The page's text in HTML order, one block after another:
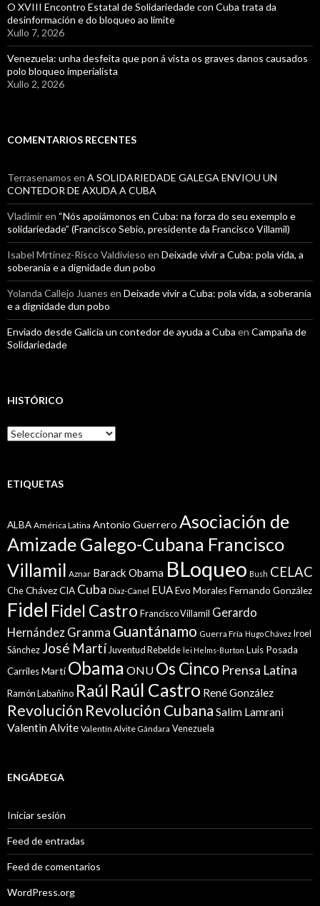
O XVIII Encontro Estatal de Solidariedade con Cuba trata da
desinformación e do bloqueo ao límite
Xullo 7, 2026
Venezuela: unha desfeita que pon á vista os graves danos causados
polo bloqueo imperialista
Xullo 2, 2026
COMENTARIOS RECENTES
Terrasenamos en A SOLIDARIEDADE GALEGA ENVIOU UN
CONTEDOR DE AXUDA A CUBA
Vladimiren “Nós apoiámonos en Cuba: na forza do seu exemplo e
solidariedade” (Francisco Sebio, presidente da Francisco Villamil)
Isabel Mrtínez-Risco Valdivieso en Deixade vivir a Cuba: pola vida, a
soberanía e a dignidade dun pobo
Yolanda Callejo Juanes en Deixade vivir a Cuba: pola vida, a soberanía
e a dignidade dun pobo
Enviado desde Galicia un contedor de ayuda a Cuba en Campaña de
Solidariedade
HISTÓRICO
Histórico
ETIQUETAS
ALBA América Latina Antonio Guerrero Asociación de
Amizade Galego-Cubana Francisco
Villamil Aznar Barack Obama BLoqueo Bush CELAC
CheChávezCIA Cuba Diaz-Canel EUAEvo MoralesFernando González
Fidel Fidel Castro Francisco Villamil Gerardo
Hernández Granma Guantánamo Guerra Fría Hugo Chávez Iroel
Sánchez José Martí Juventud Rebelde lei Helms-Burton Luis Posada
CarrilesMartí Obama ONU Os Cinco Prensa Latina
Ramón Labañino Raúl Raúl Castro René González
Revolución Revolución Cubana Salim Lamrani
Valentin Alvite Valentín Alvite Gándara Venezuela
ENGÁDEGA
Iniciar sesión
Feed de entradas
Feed de comentarios
WordPress.org